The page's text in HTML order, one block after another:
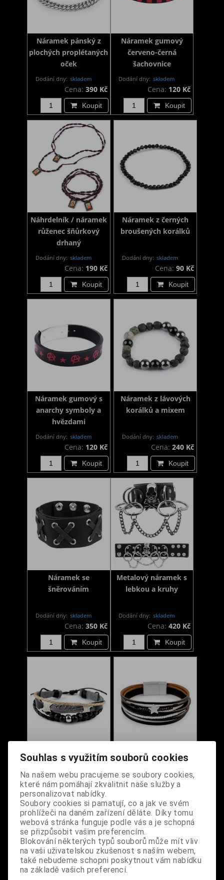
Náramek pánský z
plochých proplétaných
oček
Dodání dny: skladem
Cena: 390 Kč
Koupit
Náramek gumový
červeno-černá
šachovnice
Dodání dny: skladem
Cena: 120 Kč
Koupit
Náhrdelník / náramek
růženec šňůrkový
drhaný
Dodání dny: skladem
Cena: 190 Kč
Koupit
Náramek z černých
broušených korálků
Dodání dny: skladem
Cena: 90 Kč
Koupit
Náramek gumový s
anarchy symboly a
hvězdami
Dodání dny: skladem
Cena: 120 Kč
Koupit
Náramek z lávových
korálků a mixem
Dodání dny: skladem
Cena: 240 Kč
Koupit
Náramek se
šněrováním
Dodání dny: skladem
Cena: 350 Kč
Koupit
Metalový náramek s
lebkou a kruhy
Dodání dny: skladem
Cena:420 Kč
Koupit
Náramek pánský s
Dodání dny:skladem
Cena:180 Kč
Koupit
Náramek víceřadý s
Cena:350 Kč
Koupit
Souhlas s využitím souborů cookies
Na našem webu pracujeme se soubory cookies,
které nám pomáhají zkvalitnit naše služby a
personalizovat nabídky.
Soubory cookies si pamatují, co a jak ve svém
prohlížeči na daném zařízení děláte. Díky tomu
webová stránka funguje podle vás a je schopná
se přizpůsobit vašim preferencím.
Blokování některých typů souborů může mít vliv
na vaši uživatelskou zkušenost s naším webem,
také nebudeme schopni poskytnout vám nabídku
na základě vašich preferencí.